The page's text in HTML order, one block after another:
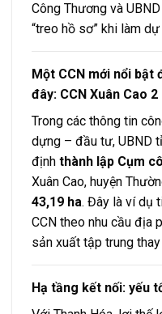
Công Thương và
“treo hồ sơ” khi làm dự
Một CCN mới nổi
đây: CCN Xuân Cao
Trong các thông tin
dựng – đầu tư, UBND
định thành lập Cụm
Xuân Cao, huyện
43,19 ha. Đây là ví dụ
CCN theo nhu cầu địa
sản xuất tập trung
Hạ tầng kết nối: yếu